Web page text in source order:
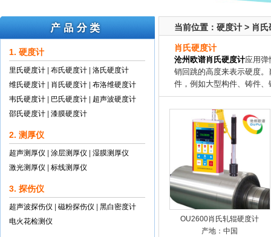
1. 硬度计
里氏硬度计 布氏硬度计
洛氏硬度计
维氏硬度计
肖氏硬度计
布洛维硬度计
韦氏硬度计
巴氏硬度计
超声波硬度计
邵氏硬度计
漆膜硬度计
2. 测厚仪
超声测厚仪 涂层测厚仪
湿膜测厚仪
激光测厚仪
标线测厚仪
3. 探伤仪
超声波探伤仪 磁粉探伤仪
黑白密度计
电火花检测仪
当前位置： 硬度计 > 肖氏
肖氏硬度计
沧州欧谱肖氏硬度计应用弹
销回跳的高度来表示硬度
件，例如大型构件、铸件
OU2600肖氏轧辊硬度计
产地：中国